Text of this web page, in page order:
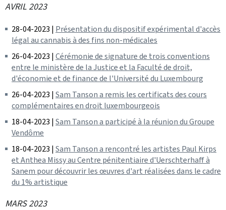
AVRIL 2023
28-04-2023 | Présentation du dispositif expérimental d'accès
légal au cannabis à des fins non-médicales
26-04-2023 |Cérémonie de signature de trois conventions
entre le ministère de la Justice et la Faculté de droit,
d'économie et de finance de l'Université du Luxembourg
26-04-2023 |Sam Tanson a remis les certificats des cours
complémentaires en droit luxembourgeois
18-04-2023 |Sam Tanson a participé à la réunion du Groupe
Vendôme
18-04-2023 |Sam Tanson a rencontré les artistes Paul Kirps
et Anthea Missy au Centre pénitentiaire d'Uerschterhaff à
Sanem pour découvrir les œuvres d'art réalisées dans le cadre
du 1% artistique
MARS 2023